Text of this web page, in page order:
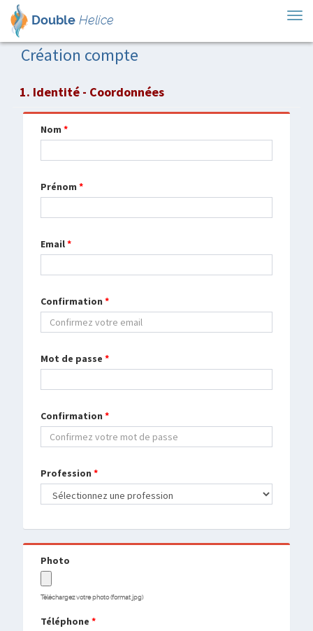
Double Helice
Création compte
1. Identité - Coordonnées
Nom *
Prénom *
Email*
Confirmation *
Mot de passe *
Confirmation *
Profession *
Photo
Téléchargez votre photo (format jpg)
Téléphone *